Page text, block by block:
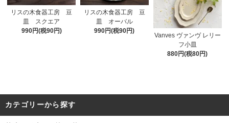
リスの木食器工房 豆
皿 スクエア
990円(税90円)
リスの木食器工房 豆
皿 オーバル
990円(税90円)
Vanves ヴァンヴ レリー
フ小皿
880円(税80円)
カテゴリーから探す